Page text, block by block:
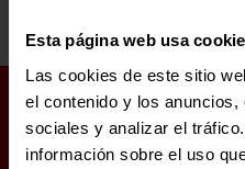
Esta página web usa
Las cookies de este sitio
el contenido y los
sociales y analizar el
información sobre el uso